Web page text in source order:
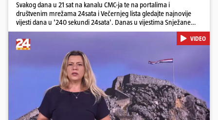
Svakog dana u 21 sat na kanalu CMC-ja te na portalima i
društvenim mrežama 24sata i Večernjeg lista gledajte najnovije
vijesti dana u '240 sekundi 24sata'. Danas u vijestima Snježane
Krnetić: Hrvatska je obilježila 31. obljetnicu Oluje, a pažnju je
privuklo ignoriranje predsjednika Zorana Milanovića i premijera
Andreja Plenkovića u Kninu. Donosimo i detalje o većim
braniteljskim mirovinama, apelu obitelji Hrvata u komi u Irskoj,
upozorenjima nakon nove tragedije na električnom romobilu te
smanjenju proizvodnje u nuklearnoj elektrani Krško.
Pokretanje videa...
VIDEO